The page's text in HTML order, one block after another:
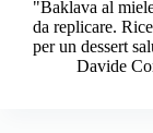
"Baklava al
da replicare.
per un dessert
Davide